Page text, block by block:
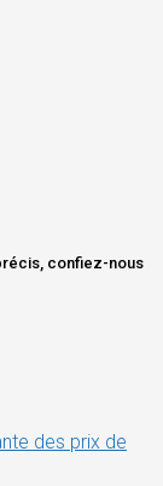
confiez-nous
des prix de